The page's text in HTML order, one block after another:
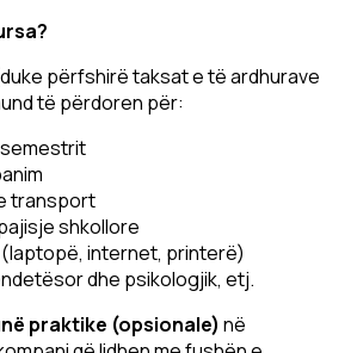
përfshirë taksat e të ardhurave
të përdoren për:
transport
shkollore
internet, printerë)
dhe psikologjik, etj.
praktike (opsionale) në